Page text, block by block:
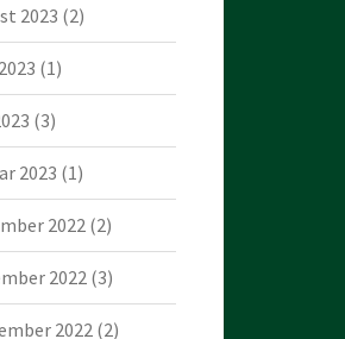
2023 (2)
(1)
(3)
2023 (1)
2022(2)
2022(3)
2022(2)